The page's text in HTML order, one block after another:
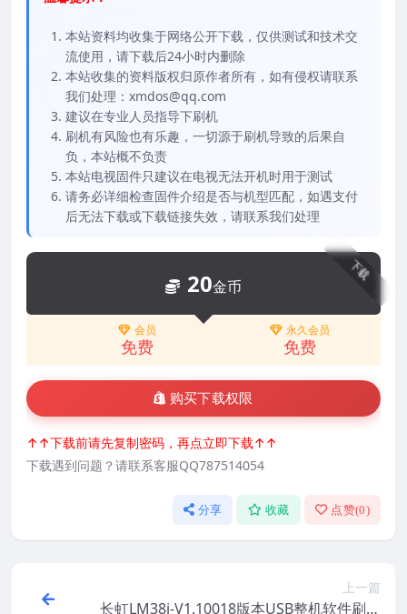
本站资料均收集于网络公开下载，仅供测试和技术交
流使用，请下载后24小时内删除
本站收集的资料版权归原作者所有，如有侵权请联系
我们处理：xmdos@qq.com
建议在专业人员指导下刷机
刷机有风险也有乐趣，一切源于刷机导致的后果自
负，本站概不负责
本站电视固件只建议在电视无法开机时用于测试
请务必详细检查固件介绍是否与机型匹配，如遇支付
后无法下载或下载链接失效，请联系我们处理
下载
20金币
会员
免费
永久会员
免费
购买下载权限
↑↑下载前请先复制密码，再点立即下载↑↑
下载遇到问题？请联系客服QQ787514054
分享 收藏 点赞(0)
上一篇
长虹LM38i-V1.10018版本USB整机软件刷机